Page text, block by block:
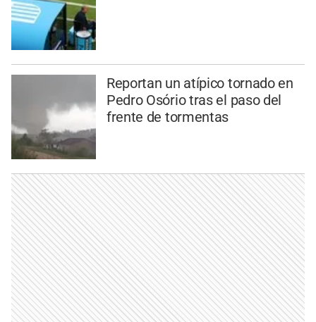
Reportan un atípico tornado en
Pedro Osório tras el paso del
frente de tormentas